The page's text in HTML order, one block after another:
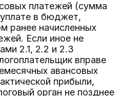
платежей (сумма
в бюджет,
ранее начисленных
Если иное не
2.1, 2.2 и 2.3
вправе
авансовых
прибыли,
орган не позднее